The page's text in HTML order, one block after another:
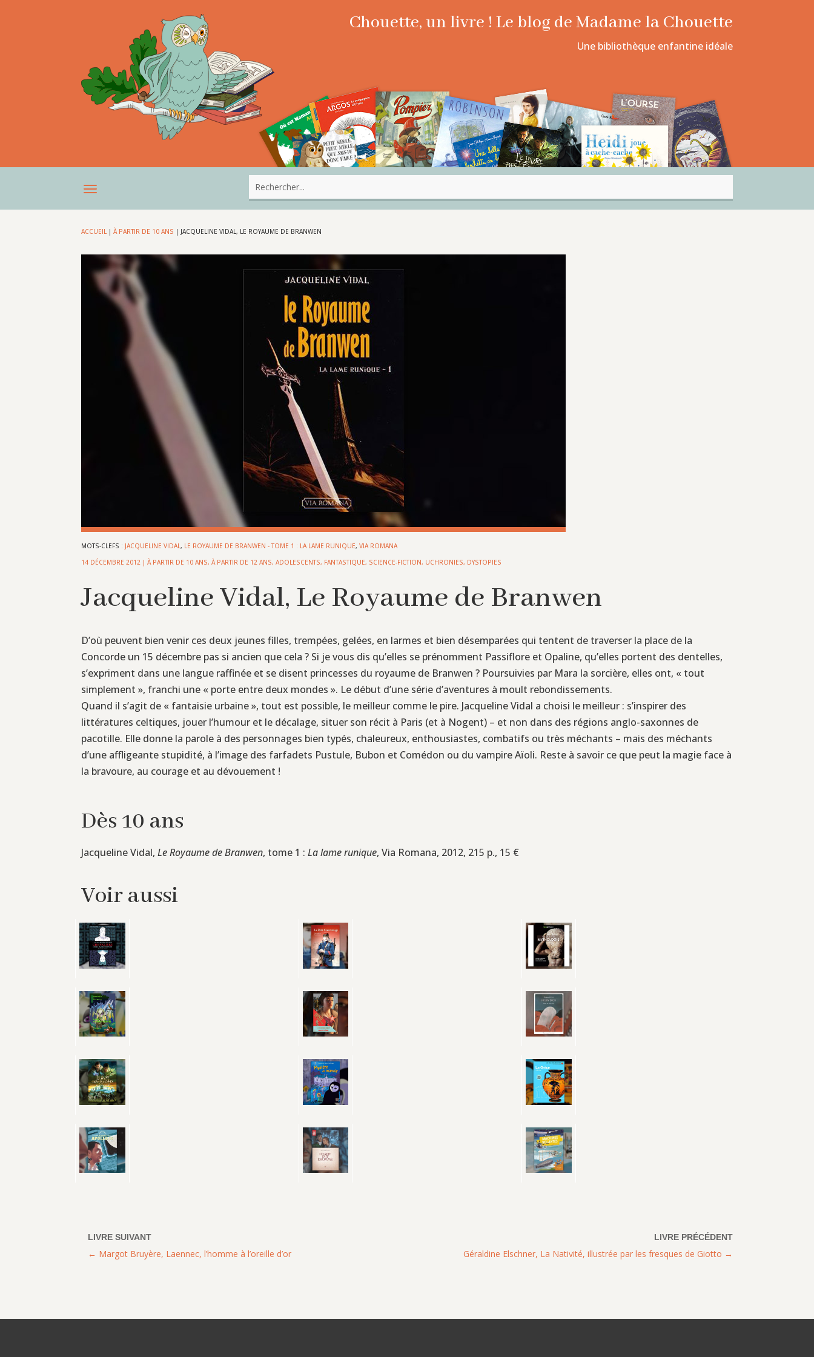
Chouette, un livre ! Le blog de Madame la Chouette
Une bibliothèque enfantine idéale
ACCUEIL |À PARTIR DE 10 ANS | JACQUELINE VIDAL, LE ROYAUME DE BRANWEN
MOTS-CLEFS : JACQUELINE VIDAL, LE ROYAUME DE BRANWEN - TOME 1 : LA LAME RUNIQUE,VIA ROMANA
14 DÉCEMBRE 2012 |À PARTIR DE 10 ANS,À PARTIR DE 12 ANS,ADOLESCENTS, FANTASTIQUE, SCIENCE-FICTION, UCHRONIES, DYSTOPIES
Jacqueline Vidal, Le Royaume de Branwen
D’où peuvent bien venir ces deux jeunes filles, trempées, gelées, en larmes et bien désemparées qui tentent de traverser la place de la
Concorde un 15 décembre pas si ancien que cela ? Si je vous dis qu’elles se prénomment Passiflore et Opaline, qu’elles portent des dentelles,
s’expriment dans une langue raffinée et se disent princesses du royaume de Branwen ? Poursuivies par Mara la sorcière, elles ont, « tout
simplement », franchi une « porte entre deux mondes ». Le début d’une série d’aventures à moult rebondissements.
Quand il s’agit de « fantaisie urbaine », tout est possible, le meilleur comme le pire. Jacqueline Vidal a choisi le meilleur : s’inspirer des
littératures celtiques, jouer l’humour et le décalage, situer son récit à Paris (et à Nogent) – et non dans des régions anglo-saxonnes de
pacotille. Elle donne la parole à des personnages bien typés, chaleureux, enthousiastes, combatifs ou très méchants – mais des méchants
d’une affligeante stupidité, à l’image des farfadets Pustule, Bubon et Comédon ou du vampire Aïoli. Reste à savoir ce que peut la magie face à
la bravoure, au courage et au dévouement !
Dès 10 ans
Jacqueline Vidal,Le Royaume de Branwen, tome 1 :La lame runique, Via Romana, 2012, 215 p., 15 €
Voir aussi
Géraldine Elschner, La Nativité, illustrée par les fresques de Giotto
Margot Bruyère, Laennec, l’homme à l’oreille d’or